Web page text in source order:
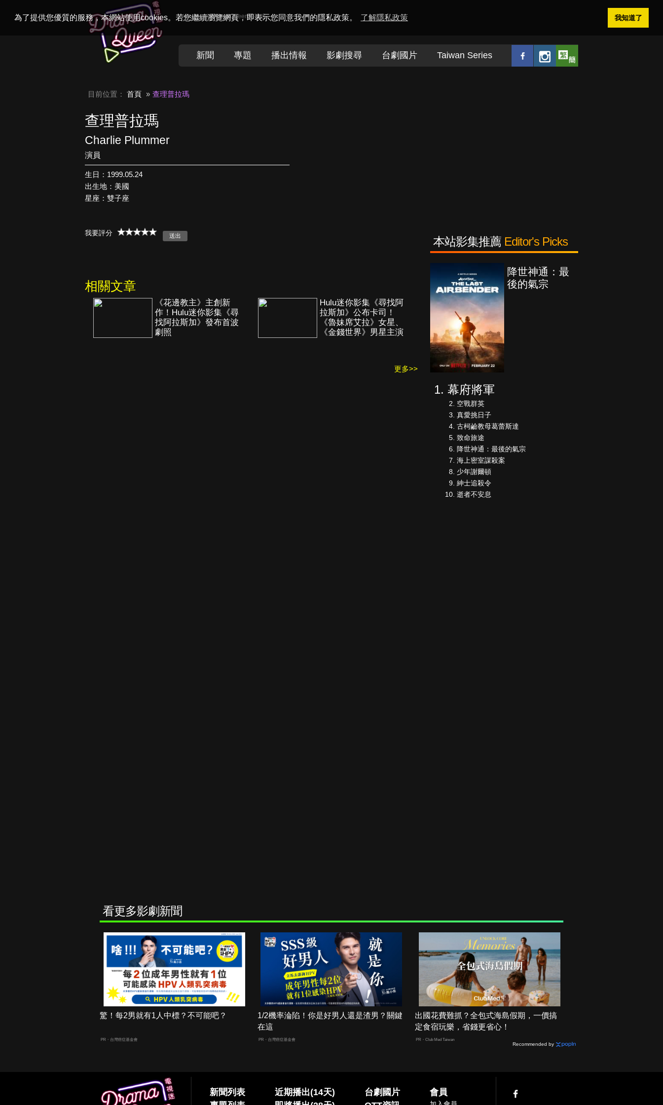
為了提供您優質的服務，本網站使用cookies。若您繼續瀏覽網頁，即表示您同意我們的隱私政策。 了解隱私政策 我知道了
Welcome toDramaQueen電視迷
新聞 專題 播出情報 影劇搜尋 台劇國片 Taiwan Series
目前位置： 首頁 查理普拉瑪
查理普拉瑪
Charlie Plummer
演員
生日：1999.05.24
出生地：美國
星座：雙子座
我要評分
相關文章
《花邊教主》主創新
作！Hulu迷你影集《尋
找阿拉斯加》發布首波
劇照
Hulu迷你影集《尋找阿
拉斯加》公布卡司！
《魯妹席艾拉》女星、
《金錢世界》男星主演
更多>>
本站影集推薦 Editor's Picks
降世神通：最
後的氣宗
幕府將軍
空戰群英
真愛挑日子
古柯鹼教母葛蕾斯達
致命旅途
降世神通：最後的氣宗
海上密室謀殺案
少年謝爾頓
紳士追殺令
逝者不安息
看更多影劇新聞
驚！每2男就有1人中標？不可能吧？
PR・台灣癌症基金會
1/2機率淪陷！你是好男人還是渣男？關鍵
在這
PR・台灣癌症基金會
出國花費難抓？全包式海島假期，一價搞
定食宿玩樂，省錢更省心！
PR・Club Med Taiwan
Recommended by
新聞列表
近期播出(14天)
台劇國片
會員